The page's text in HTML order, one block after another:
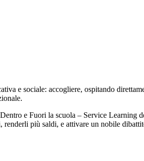
e sociale: accogliere, ospitando
e Fuori la scuola – Service Learning
più saldi, e attivare un nobile